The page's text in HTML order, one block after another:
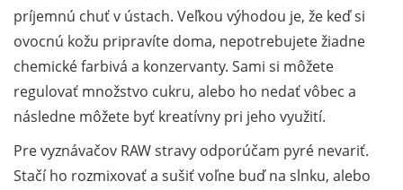
príjemnú chuť v ústach. Veľkou výhodou je, že keď si
ovocnú kožu pripravíte doma, nepotrebujete žiadne
chemické farbivá a konzervanty. Sami si môžete
regulovať množstvo cukru, alebo ho nedať vôbec a
následne môžete byť kreatívny pri jeho využití.
Pre vyznávačov RAW stravy odporúčam pyré nevariť.
Stačí ho rozmixovať a sušiť voľne buď na slnku, alebo